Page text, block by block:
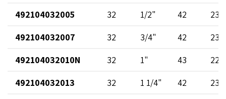
492104032005 32 1/2" 42
23
492104032007
32 3/4" 42
23
492104032010N
32 1" 43
22
492104032013
32 1 1/4" 42
23